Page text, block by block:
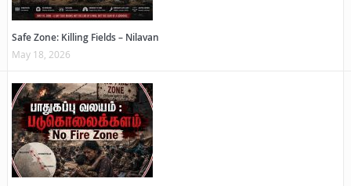
Safe Zone: Killing Fields – Nilavan
May 18, 2026